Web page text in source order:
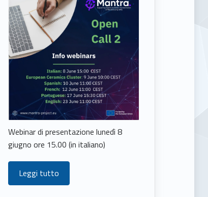
Webinar di presentazione lunedì 8
giugno ore 15.00 (in italiano)
Leggi tutto